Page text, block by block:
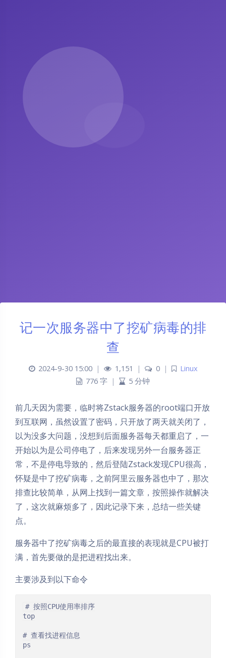
记一次服务器中了挖矿病毒的排
查
2024-9-30 15:00 | 1,151 | 0 |
Linux
776 字 | 5 分钟
前几天因为需要，临时将Zstack服务器的root端口开放
到互联网，虽然设置了密码，只开放了两天就关闭了，
以为没多大问题，没想到后面服务器每天都重启了，一
开始以为是公司停电了，后来发现另外一台服务器正
常，不是停电导致的，然后登陆Zstack发现CPU很高，
怀疑是中了挖矿病毒，之前阿里云服务器也中了，那次
排查比较简单，从网上找到一篇文章，按照操作就解决
了，这次就麻烦多了，因此记录下来，总结一些关键
点。
服务器中了挖矿病毒之后的最直接的表现就是CPU被打
满，首先要做的是把进程找出来。
主要涉及到以下命令
# 按照CPU使用率排序
top
# 查看找进程信息
ps